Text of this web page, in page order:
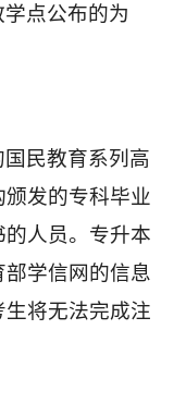
学点公布的为
民教育系列高
发的专科毕业
人员。专升本
学信网的信息
将无法完成注